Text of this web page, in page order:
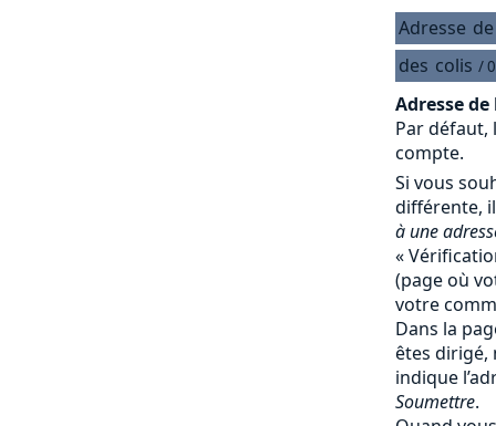
Adresse de
des colis /
Adresse
Par défaut,
compte.
Si vous
différente,
à une
«
(page où
votre
Dans la
êtes dirigé,
indique
Soumettre.